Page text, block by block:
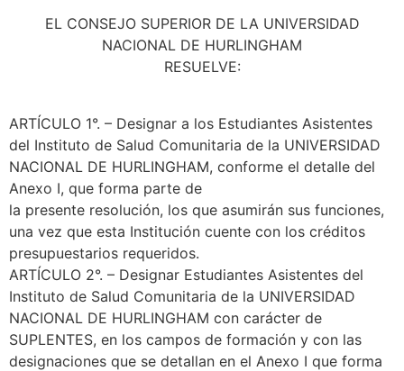
EL CONSEJO SUPERIOR DE LA UNIVERSIDAD
NACIONAL DE HURLINGHAM
RESUELVE:
ARTÍCULO 1°. – Designar a los Estudiantes Asistentes
del Instituto de Salud Comunitaria de la UNIVERSIDAD
NACIONAL DE HURLINGHAM, conforme el detalle del
Anexo I, que forma parte de
la presente resolución, los que asumirán sus funciones,
una vez que esta Institución cuente con los créditos
presupuestarios requeridos.
ARTÍCULO 2°. – Designar Estudiantes Asistentes del
Instituto de Salud Comunitaria de la UNIVERSIDAD
NACIONAL DE HURLINGHAM con carácter de
SUPLENTES, en los campos de formación y con las
designaciones que se detallan en el Anexo I que forma